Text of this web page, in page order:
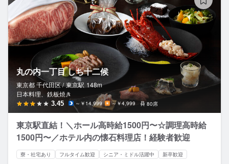
丸の内一丁目 しち十二候
東京都 千代田区 / 東京駅 148m
日本料理、鉄板焼き
3.45 ～￥14,999 ～￥4,999 80席
東京駅直結！＼ホール高時給1500円〜☆調理高時給
1500円〜／ホテル内の懐石料理店！経験者歓迎
寮・社宅あり フルタイム歓迎 シニア・ミドル活躍中 新卒歓迎